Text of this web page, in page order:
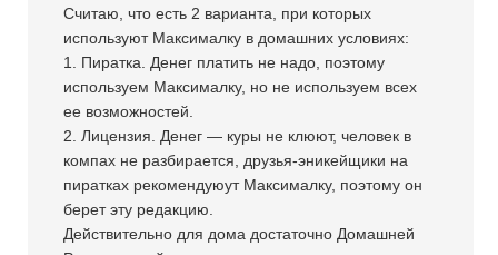
Считаю, что есть 2 варианта, при которых
используют Максималку в домашних условиях:
1. Пиратка. Денег платить не надо, поэтому
используем Максималку, но не используем всех
ее возможностей.
2. Лицензия. Денег — куры не клюют, человек в
компах не разбирается, друзья-эникейщики на
пиратках рекомендуюут Максималку, поэтому он
берет эту редакцию.
Действительно для дома достаточно Домашней